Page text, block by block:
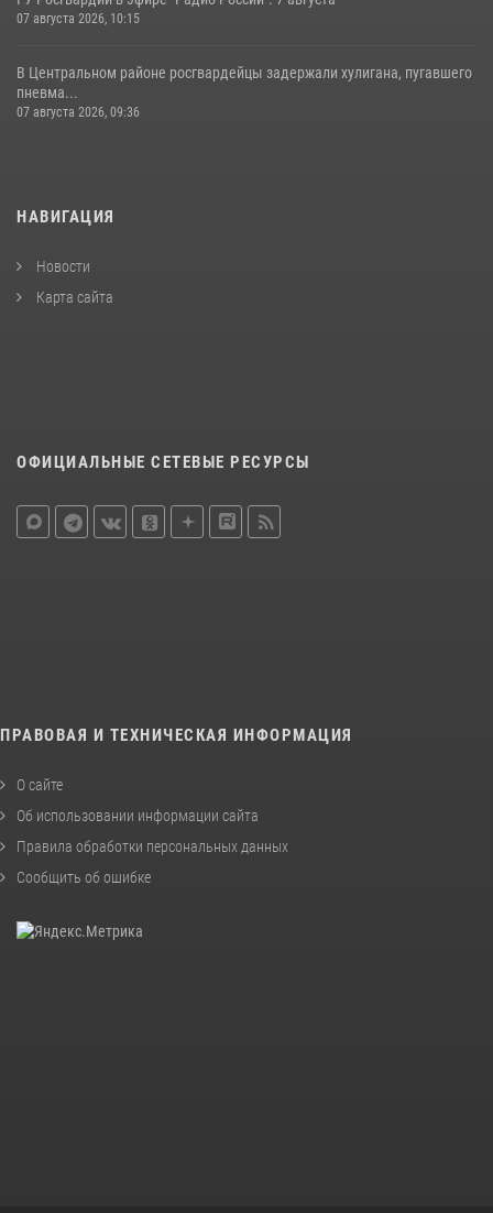
07 августа 2026, 10:15
В Центральном районе росгвардейцы задержали хулигана, пугавшего
пневма...
07 августа 2026, 09:36
НАВИГАЦИЯ
Новости
Карта сайта
ОФИЦИАЛЬНЫЕ СЕТЕВЫЕ РЕСУРСЫ
ПРАВОВАЯ И ТЕХНИЧЕСКАЯ ИНФОРМАЦИЯ
О сайте
Об использовании информации сайта
Правила обработки персональных данных
Сообщить об ошибке